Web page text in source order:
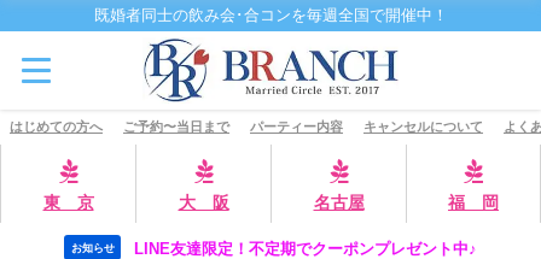
既婚者同士の飲み会･合コンを毎週全国で開催中！
はじめての方へ ご予約〜当日まで パーティー内容 キャンセルについて よく
東 京 大 阪 名古屋 福 岡
お知らせ LINE友達限定！不定期でクーポンプレゼント中♪